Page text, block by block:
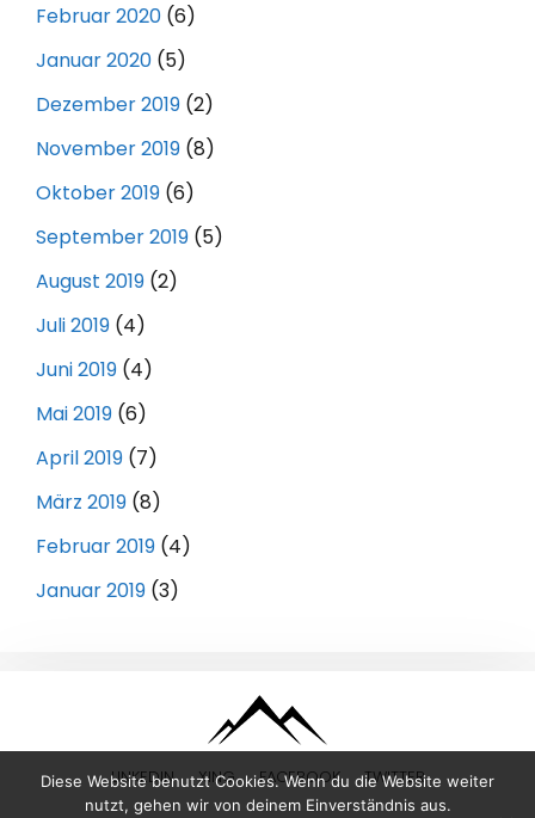
Februar 2020 (6)
Januar 2020 (5)
Dezember 2019 (2)
November 2019 (8)
Oktober 2019 (6)
September 2019 (5)
August 2019 (2)
Juli 2019 (4)
Juni 2019 (4)
Mai 2019 (6)
April 2019 (7)
März 2019 (8)
Februar 2019 (4)
Januar 2019 (3)
LINKEDIN XING FACEBOOK TWITTER
Diese Website benutzt Cookies. Wenn du die Website weiter
nutzt, gehen wir von deinem Einverständnis aus.